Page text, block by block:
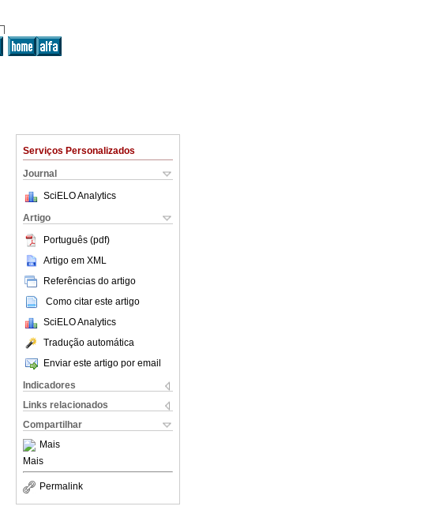
Serviços Personalizados
Journal
SciELO Analytics
Artigo
Português (pdf)
Artigo em XML
Referências do artigo
Como citar este artigo
SciELO Analytics
Tradução automática
Enviar este artigo por email
Indicadores
Links relacionados
Compartilhar
Mais
Mais
Permalink